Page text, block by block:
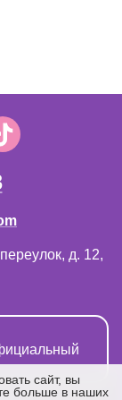
д. 12,
сайт, вы
больше в наших